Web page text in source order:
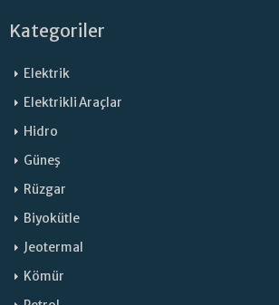
Kategoriler
Elektrik
Elektrikli Araçlar
Hidro
Güneş
Rüzgar
Biyokütle
Jeotermal
Kömür